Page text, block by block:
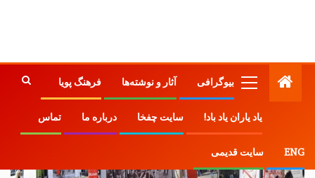
بیوگرافی آثار و نوشته‌ها فرهنگ پویا
یاد یاران یاد باد! سایت چفخا درباره ما تماس
ENG سایت قدیمی